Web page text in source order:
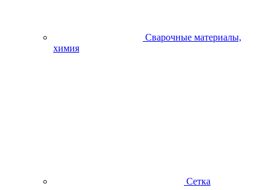
Сварочные материалы,
химия
Сетка